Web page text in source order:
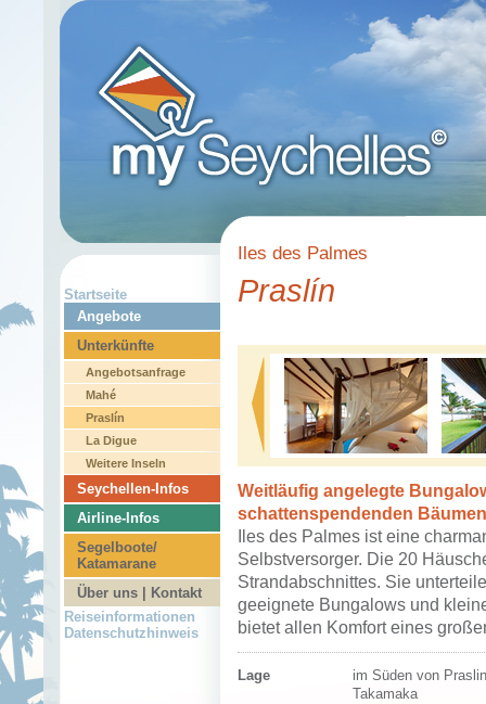
Startseite
Angebote
Unterkünfte
Angebotsanfrage
Mahé
Praslín
La Digue
Weitere Inseln
Seychellen-Infos
Airline-Infos
Segelboote/
Katamarane
Über uns | Kontakt
Reiseinformationen
Datenschutzhinweis
Iles des Palmes
Praslín
Weitläufig angelegte
schattenspendenden
Iles des Palmes ist eine
Selbstversorger. Die 20
Strandabschnittes. Sie
geeignete Bungalows und
bietet allen Komfort eines
Lage
im Süden von
Takamaka